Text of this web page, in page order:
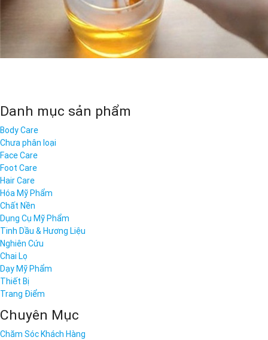
Danh mục sản phẩm
Body Care
Chưa phân loại
Face Care
Foot Care
Hair Care
Hóa Mỹ Phẩm
Chất Nền
Dụng Cụ Mỹ Phẩm
Tinh Dầu & Hương Liệu
Nghiên Cứu
Chai Lọ
Dạy Mỹ Phẩm
Thiết Bị
Trang Điểm
Chuyên Mục
Chăm Sóc Khách Hàng